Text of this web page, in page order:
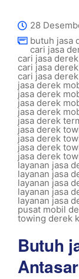
28
butuh jasa
cari jasa
cari jasa
cari jasa
cari jasa
jasa derek
jasa derek
jasa derek
jasa derek
jasa derek
jasa derek
jasa derek
jasa derek
jasa derek
layanan jasa
layanan jasa
layanan jasa
layanan jasa
layanan jasa
pusat mobil
towing derek
Butuh